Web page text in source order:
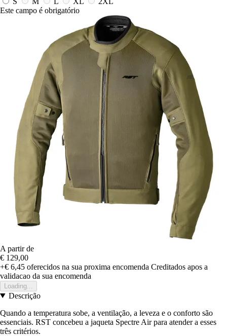
Este campo é obrigatório
A partir de
€ 129,00
+€ 6,45 oferecidos na sua proxima encomenda Creditados apos a
validacao da sua encomenda
Loading...
Descrição
Quando a temperatura sobe, a ventilação, a leveza e o conforto são
essenciais. RST concebeu a jaqueta Spectre Air para atender a esses
três critérios.